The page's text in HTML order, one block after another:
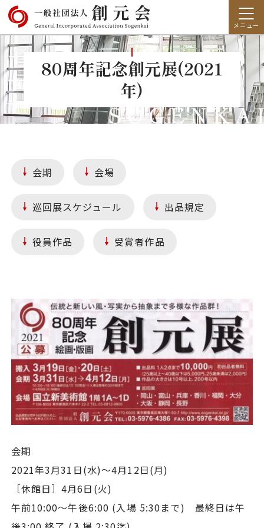
80周年記念創元展(2021
年)
会期 会場
巡回展スケジュール 出品規定
役員作品 受賞者作品
会期
2021年3月31日(水)～4月12日(月)
［休館日］4月6日(火)
午前10:00～午後6:00 (入場 5:30まで) 最終日は午